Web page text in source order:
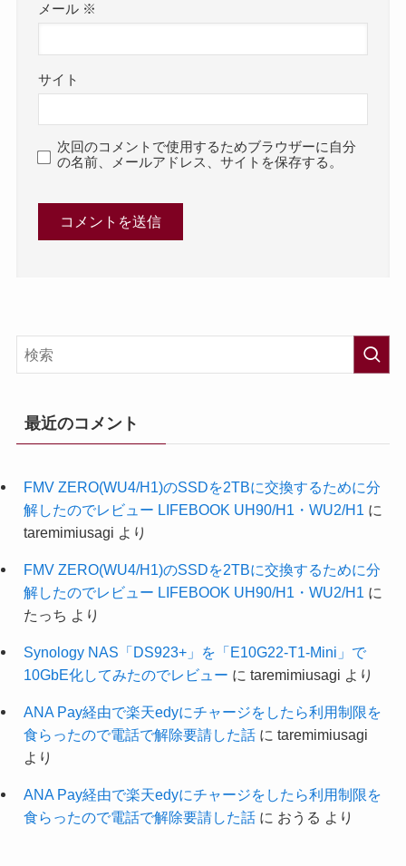
メール ※
サイト
次回のコメントで使用するためブラウザーに自分
の名前、メールアドレス、サイトを保存する。
最近のコメント
FMV ZERO(WU4/H1)のSSDを2TBに交換するために分
解したのでレビュー LIFEBOOK UH90/H1・WU2/H1 に
taremimiusagi より
FMV ZERO(WU4/H1)のSSDを2TBに交換するために分
解したのでレビュー LIFEBOOK UH90/H1・WU2/H1 に
たっち より
Synology NAS「DS923+」を「E10G22-T1-Mini」で
10GbE化してみたのでレビュー に taremimiusagi より
ANA Pay経由で楽天edyにチャージをしたら利用制限を
食らったので電話で解除要請した話に taremimiusagi
より
ANA Pay経由で楽天edyにチャージをしたら利用制限を
食らったので電話で解除要請した話に おうる より